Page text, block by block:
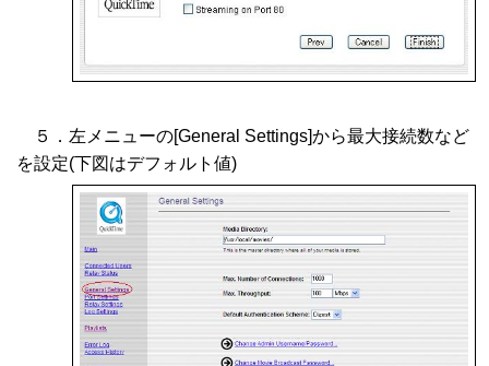
５．左メニューの[General Settings]から最大接続数など
を設定(下図はデフォルト値)